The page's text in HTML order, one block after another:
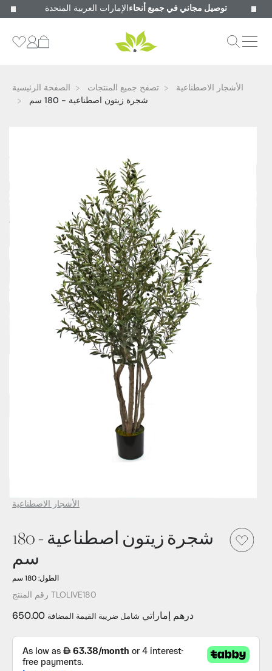
توصيل مجاني في جميع أنحاءالإمارات العربية المتحدة
الصفحة الرئيسية تصفح جميع المنتجات
الأشجار الاصطناعية
شجرة زيتون اصطناعية - 180 سم
الأشجار الاصطناعية
شجرة زيتون اصطناعية - 180
سم
الطول: 180 سم
رقم المنتج TLOLIVE180
650.00 درهم إماراتي شامل ضريبة القيمة المضافة